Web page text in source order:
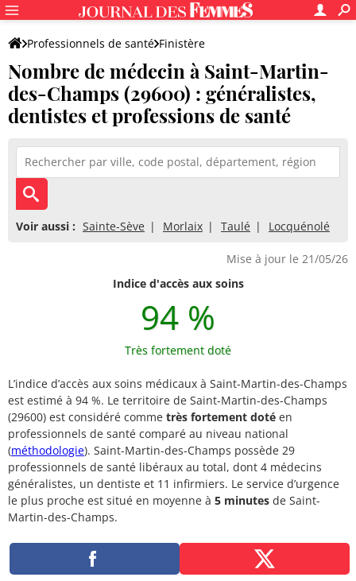
Professionnels de santé Finistère
Saint-Martin-des-Champs
Nombre de médecin à Saint-Martin-
des-Champs (29600) : généralistes,
dentistes et professions de santé
Voir aussi : Sainte-Sève Morlaix Taulé Locquénolé
Mise à jour le 21/05/26
Indice d'accès aux soins
94 %
Très fortement doté
L’indice d’accès aux soins médicaux à Saint-Martin-des-Champs
est estimé à 94 %. Le territoire de Saint-Martin-des-Champs
(29600) est considéré comme très fortement doté en
professionnels de santé comparé au niveau national
(méthodologie). Saint-Martin-des-Champs possède 29
professionnels de santé libéraux au total, dont 4 médecins
généralistes, un dentiste et 11 infirmiers. Le service d’urgence
le plus proche est situé en moyenne à 5 minutes de Saint-
Martin-des-Champs.